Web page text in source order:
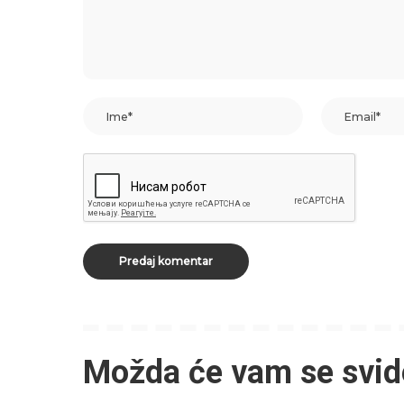
Možda će vam se